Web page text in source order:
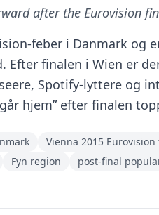
after the Eurovision
feber i Danmark og
finalen i Wien er
Spotify-lyttere og
hjem” efter finalen
Vienna 2015 Eurovision
Fyn region
post-final